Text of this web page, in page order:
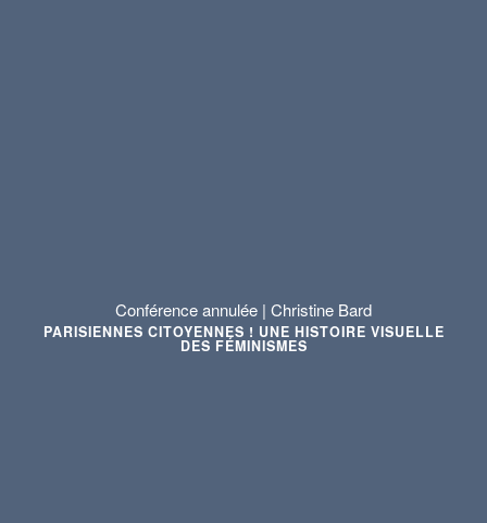
Conférence annulée | Christine Bard
PARISIENNES CITOYENNES ! UNE HISTOIRE VISUELLE
DES FÉMINISMES